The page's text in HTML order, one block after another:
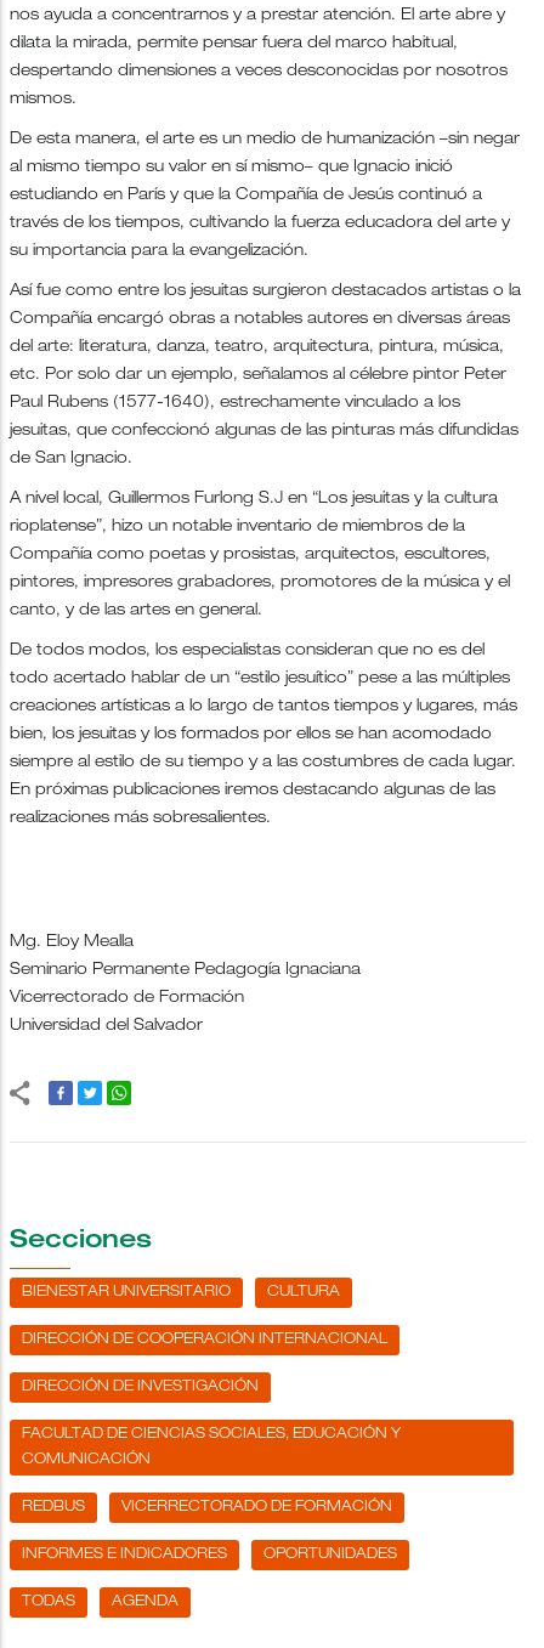
nos ayuda a concentrarnos y a prestar atención. El arte abre y
dilata la mirada, permite pensar fuera del marco habitual,
despertando dimensiones a veces desconocidas por nosotros
mismos.
De esta manera, el arte es un medio de humanización –sin negar
al mismo tiempo su valor en sí mismo– que Ignacio inició
estudiando en París y que la Compañía de Jesús continuó a
través de los tiempos, cultivando la fuerza educadora del arte y
su importancia para la evangelización.
Así fue como entre los jesuitas surgieron destacados artistas o la
Compañía encargó obras a notables autores en diversas áreas
del arte: literatura, danza, teatro, arquitectura, pintura, música,
etc. Por solo dar un ejemplo, señalamos al célebre pintor Peter
Paul Rubens (1577-1640), estrechamente vinculado a los
jesuitas, que confeccionó algunas de las pinturas más difundidas
de San Ignacio.
A nivel local, Guillermos Furlong S.J en “Los jesuitas y la cultura
rioplatense”, hizo un notable inventario de miembros de la
Compañía como poetas y prosistas, arquitectos, escultores,
pintores, impresores grabadores, promotores de la música y el
canto, y de las artes en general.
De todos modos, los especialistas consideran que no es del
todo acertado hablar de un “estilo jesuítico” pese a las múltiples
creaciones artísticas a lo largo de tantos tiempos y lugares, más
bien, los jesuitas y los formados por ellos se han acomodado
siempre al estilo de su tiempo y a las costumbres de cada lugar.
En próximas publicaciones iremos destacando algunas de las
realizaciones más sobresalientes.
Mg. Eloy Mealla
Seminario Permanente Pedagogía Ignaciana
Vicerrectorado de Formación
Universidad del Salvador
Secciones
BIENESTAR UNIVERSITARIO CULTURA
DIRECCIÓN DE COOPERACIÓN INTERNACIONAL
DIRECCIÓN DE INVESTIGACIÓN
FACULTAD DE CIENCIAS SOCIALES, EDUCACIÓN Y
COMUNICACIÓN
REDBUS VICERRECTORADO DE FORMACIÓN
INFORMES E INDICADORES OPORTUNIDADES
TODAS AGENDA